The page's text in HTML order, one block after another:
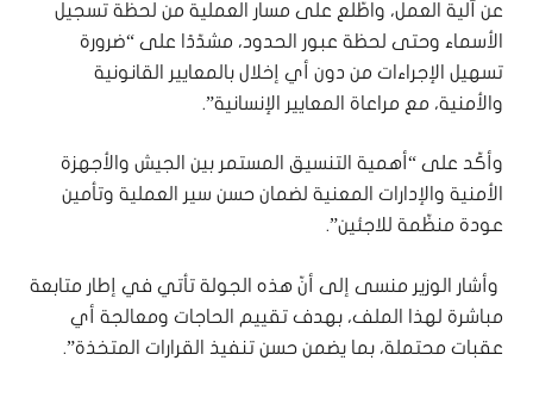
عن آلية العمل، واطّلع على مسار العملية من لحظة تسجيل
الأسماء وحتى لحظة عبور الحدود، مشدّدًا على “ضرورة
تسهيل الإجراءات من دون أي إخلال بالمعايير القانونية
والأمنية، مع مراعاة المعايير الإنسانية”.
وأكّد على “أهمية التنسيق المستمر بين الجيش والأجهزة
الأمنية والإدارات المعنية لضمان حسن سير العملية وتأمين
عودة منظّمة للاجئين”.
وأشار الوزير منسى إلى أنّ هذه الجولة تأتي في إطار متابعة
مباشرة لهذا الملف، بهدف تقييم الحاجات ومعالجة أي
عقبات محتملة، بما يضمن حسن تنفيذ القرارات المتخذة”.